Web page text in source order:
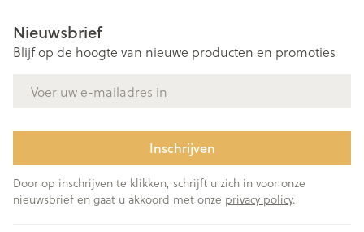
Nieuwsbrief
Blijf op de hoogte van nieuwe producten en promoties
Inschrijven
Door op inschrijven te klikken, schrijft u zich in voor onze
nieuwsbrief en gaat u akkoord met onze privacy policy.